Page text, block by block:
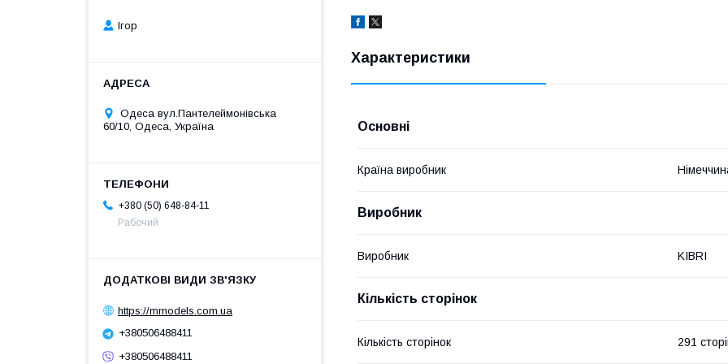
Характеристики
Основні
Країна виробник
Виробник
Виробник KIBRI
Кількість сторінок
Кількість сторінок 291
Ігор
Одеса вул.Пантелеймонівська
60/10, Одеса, Україна
+380 (50) 648-84-11
Рабочий
https://mmodels.com.ua
+380506488411
+380506488411